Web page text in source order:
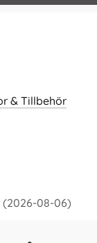
& Tillbehör
08-06)